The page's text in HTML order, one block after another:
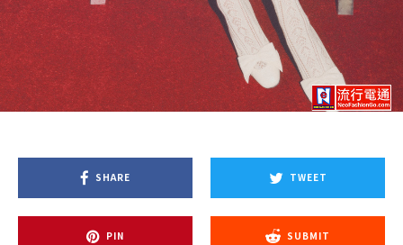
SHARE TWEET
PIN SUBMIT